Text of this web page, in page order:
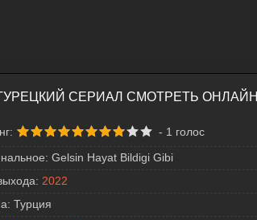
СЕРИАЛ СМОТРЕТЬ ОНЛАЙН
- 1 голос
Gelsin Hayat Bildigi Gibi
2022
Турция